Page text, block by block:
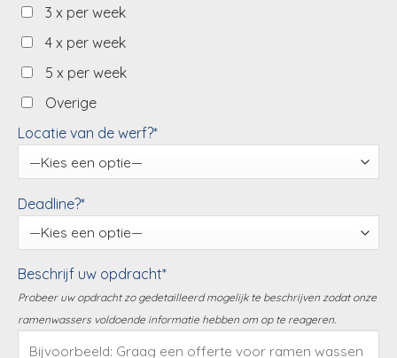
3 x per week
4 x per week
5 x per week
Overige
Locatie van de werf?*
Deadline?*
Beschrijf uw opdracht*
Probeer uw opdracht zo gedetailleerd mogelijk te beschrijven zodat onze
ramenwassers voldoende informatie hebben om op te reageren.